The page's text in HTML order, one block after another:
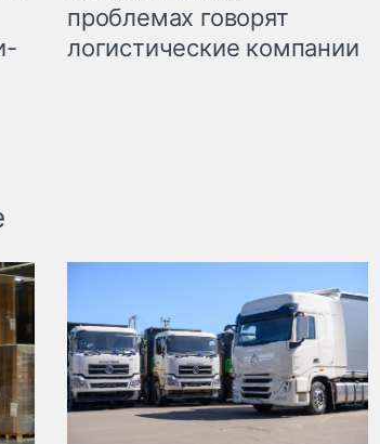
проблемах говорят
логистические компании